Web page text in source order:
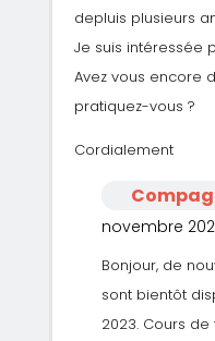
depluis plusieurs
Je suis intéressée
Avez vous encore
pratiquez-vous ?
Cordialement
novembre
Bonjour, de
sont bientôt
2023. Cours